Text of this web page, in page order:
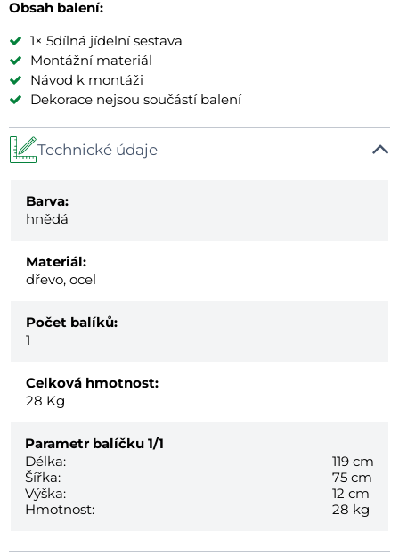
Obsah balení:
1× 5dílná jídelní sestava
Montážní materiál
Návod k montáži
Dekorace nejsou součástí balení
Technické údaje
Barva:
hnědá
Materiál:
dřevo, ocel
Počet balíků:
1
Celková hmotnost:
28 Kg
Parametr balíčku 1/1
Délka:
119 cm
Šířka:
75 cm
Výška:
12 cm
Hmotnost:
28 kg